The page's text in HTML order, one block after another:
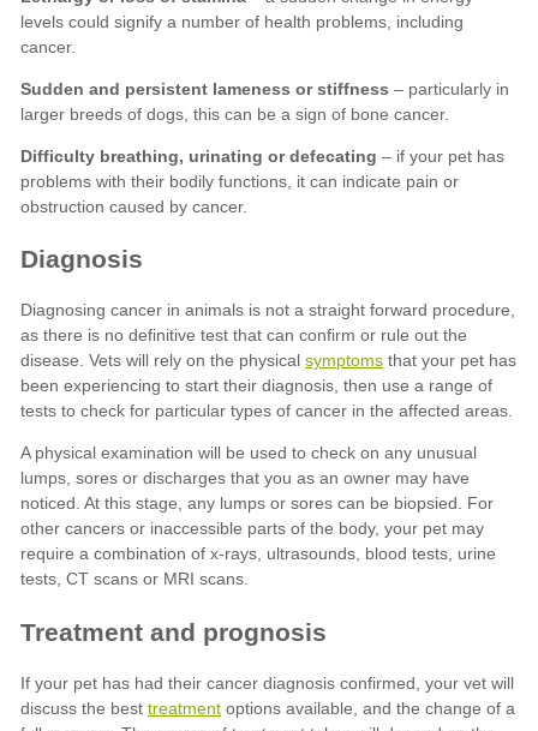
Sudden and persistent lameness or stiffness
Difficulty breathing, urinating or defecating
symptoms
treatment